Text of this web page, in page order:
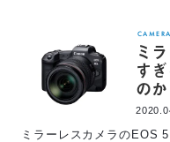
CAMERA
ミ
す
のか
ミラーレスカメラのEOS